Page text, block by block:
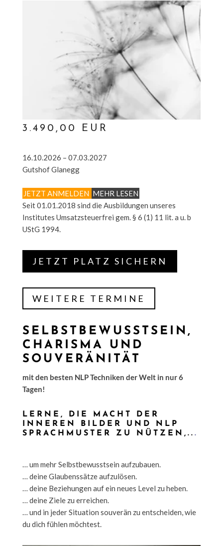
3.490,00 EUR
16.10.2026 – 07.03.2027
Gutshof Glanegg
JETZT ANMELDEN MEHR LESEN
Seit 01.01.2018 sind die Ausbildungen unseres
Institutes Umsatzsteuerfrei gem. § 6 (1) 11 lit. a u. b
UStG 1994.
JETZT PLATZ SICHERN
WEITERE TERMINE
SELBSTBEWUSSTSEIN,
CHARISMA UND
SOUVERÄNITÄT
mit den besten NLP Techniken der Welt in nur 6
Tagen!
LERNE, DIE MACHT DER
INNEREN BILDER UND NLP
SPRACHMUSTER ZU NÜTZEN,.. .
… um mehr Selbstbewusstsein aufzubauen.
… deine Glaubenssätze aufzulösen.
… deine Beziehungen auf ein neues Level zu heben.
… deine Ziele zu erreichen.
… und in jeder Situation souverän zu entscheiden, wie
du dich fühlen möchtest.